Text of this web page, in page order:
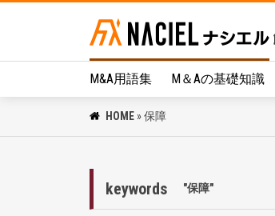
M&A用語集 M＆Aの基礎知識
HOME »保障
keywords "保障"